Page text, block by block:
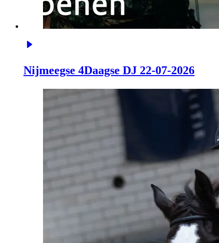
Nijmeegse 4Daagse DJ 22-07-2026